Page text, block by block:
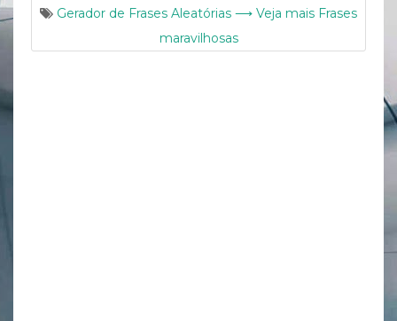
Gerador de Frases Aleatórias ⟶ Veja mais Frases
maravilhosas